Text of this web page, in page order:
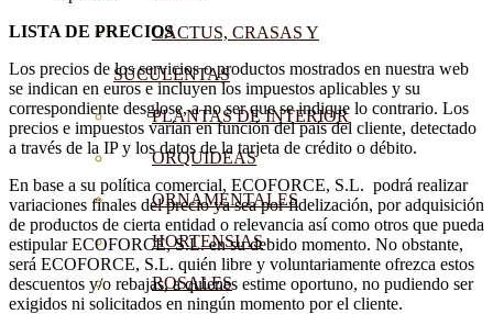
CACTUS, CRASAS Y
SUCULENTAS
PLANTAS DE INTERIOR
ORQUIDEAS
ORNAMENTALES
HORTENSIAS
ROSALES
LISTA DE PRECIOS
Los precios de los servicios o productos mostrados en nuestra web
se indican en euros e incluyen los impuestos aplicables y su
correspondiente desglose, a no ser que se indique lo contrario. Los
precios e impuestos varían en función del país del cliente, detectado
a través de la IP y los datos de la tarjeta de crédito o débito.
En base a su política comercial, ECOFORCE, S.L. podrá realizar
variaciones finales del precio ya sea por fidelización, por adquisición
de productos de cierta entidad o relevancia así como otros que pueda
estipular ECOFORCE, S.L. en su debido momento. No obstante,
será ECOFORCE, S.L. quién libre y voluntariamente ofrezca estos
descuentos y/o rebajas, a quienes estime oportuno, no pudiendo ser
exigidos ni solicitados en ningún momento por el cliente.